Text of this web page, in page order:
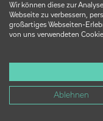
Wir können diese zur
Webseite zu verbessern,
großartiges Webseiten-
von uns verwendeten
Ablehnen